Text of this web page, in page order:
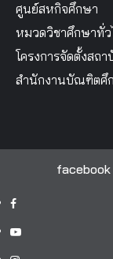
ศูนย์สหกิจศึกษา
หมวดวิชาศึกษาทั่ว
โครงการจัดตั้งสถ
สำนักงานบัณฑิตศึ
facebook
facebook
youtube